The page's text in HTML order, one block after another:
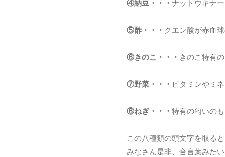
④納豆・・・ ナットウキナ
⑤酢・・・ クエン酸が赤血
⑥きのこ・・・ きのこ特有
⑦野菜・・・ ビタミンやミ
⑧ねぎ・・・ 特有の匂いの
この八種類の頭文字を取る
みなさん是非、合言葉みた